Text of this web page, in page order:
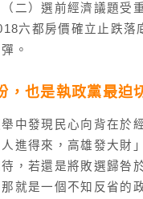
二）選前經濟議題受
六都房價確立止跌落
。
，也是執政黨最迫
中發現民心向背在於
進得來，高雄發大財
，若還是將敗選歸咎
就是一個不知反省的